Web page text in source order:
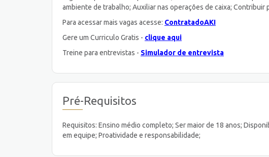
ambiente de trabalho; Auxiliar nas operações de caixa; Contribuir
Para acessar mais vagas acesse: ContratadoAKI
Gere um Curriculo Gratis - clique aqui
Treine para entrevistas - Simulador de entrevista
Pré-Requisitos
Requisitos: Ensino médio completo; Ser maior de 18 anos;
em equipe; Proatividade e responsabilidade;